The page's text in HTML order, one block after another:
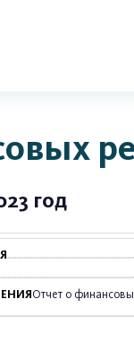
год
Отчет о